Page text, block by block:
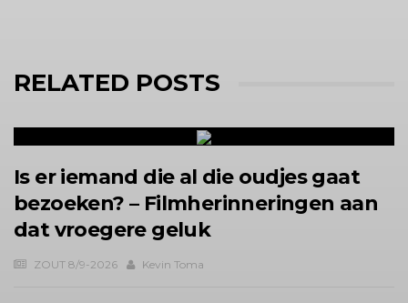
RELATED POSTS
Is er iemand die al die oudjes gaat
bezoeken? – Filmherinneringen aan
dat vroegere geluk
ZOUT 8/9-2026 Kevin Toma